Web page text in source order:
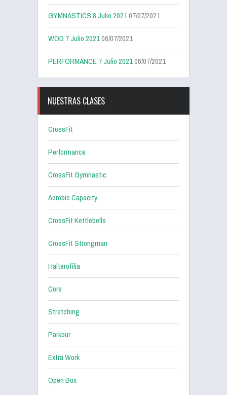
GYMNASTICS 8 Julio 202107/07/2021
WOD 7 Julio 202106/07/2021
PERFORMANCE 7 Julio 202106/07/2021
NUESTRAS CLASES
CrossFit
Performance
CrossFit Gymnastic
Aerobic Capacity
CrossFit Kettlebells
CrossFit Strongman
Halterofilia
Core
Stretching
Parkour
Extra Work
Open Box